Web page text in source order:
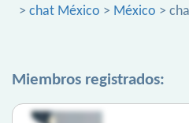
> chat México > México >
Miembros registrados: